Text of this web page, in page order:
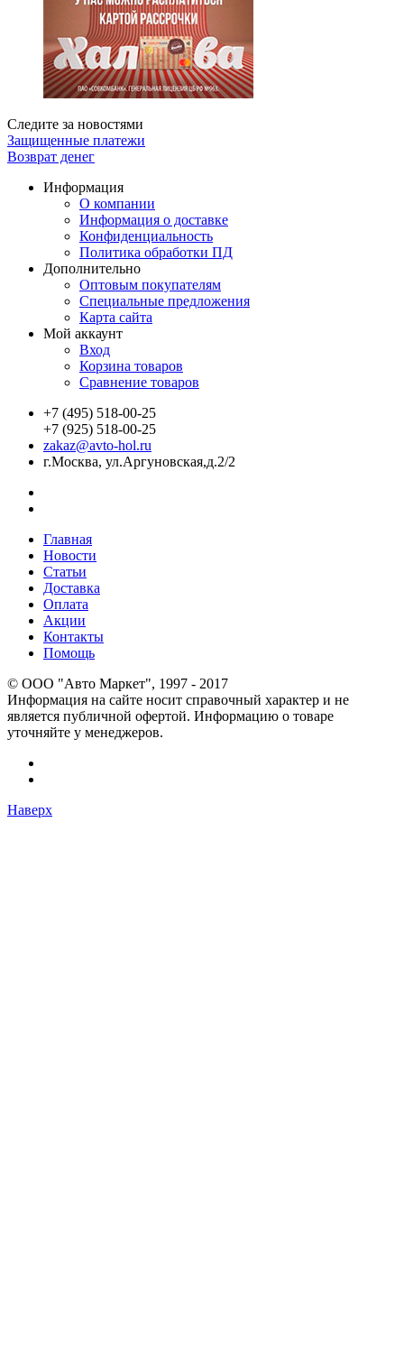
Следите за новостями
Защищенные платежи
Возврат денег
Информация
О компании
Информация о доставке
Конфиденциальность
Политика обработки ПД
Дополнительно
Оптовым покупателям
Специальные предложения
Карта сайта
Мой аккаунт
Вход
Корзина товаров
Сравнение товаров
+7 (495) 518-00-25
+7 (925) 518-00-25
zakaz@avto-hol.ru
г.Москва, ул.Аргуновская,д.2/2
Главная
Новости
Статьи
Доставка
Оплата
Акции
Контакты
Помощь
© OOO "Авто Маркет", 1997 - 2017
Информация на сайте носит справочный характер и не
является публичной офертой. Информацию о товаре
уточняйте у менеджеров.
Наверх